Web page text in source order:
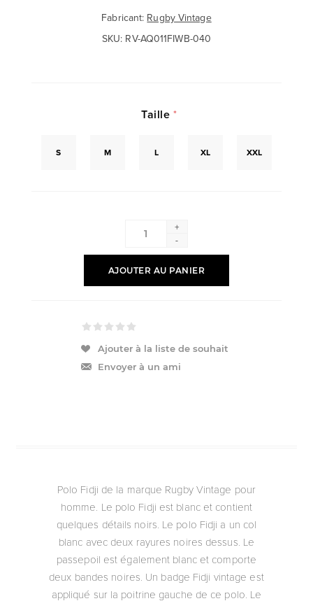
Fabricant: Rugby Vintage
SKU: RV-AQ011FIWB-040
Taille *
S M L XL XXL
+
-
AJOUTER AU PANIER
Ajouter à la liste de souhait
Envoyer à un ami
Polo Fidji de la marque Rugby Vintage pour
homme. Le polo Fidji est blanc et contient
quelques détails noirs. Le polo Fidji a un col
blanc avec deux rayures noires dessus. Le
passepoil est également blanc et comporte
deux bandes noires. Un badge Fidji vintage est
appliqué sur la poitrine gauche de ce polo. Le